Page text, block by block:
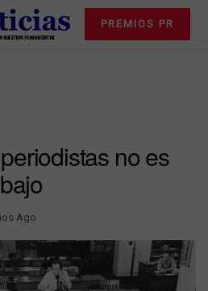
PREMIOS PR
no es
Ago